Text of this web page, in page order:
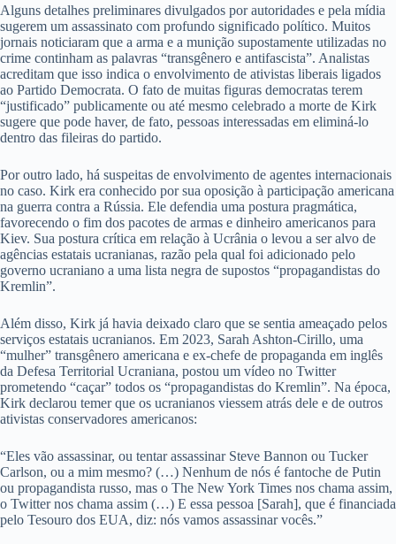
Alguns detalhes preliminares divulgados por autoridades e pela mídia
sugerem um assassinato com profundo significado político. Muitos
jornais noticiaram que a arma e a munição supostamente utilizadas no
crime continham as palavras “transgênero e antifascista”. Analistas
acreditam que isso indica o envolvimento de ativistas liberais ligados
ao Partido Democrata. O fato de muitas figuras democratas terem
“justificado” publicamente ou até mesmo celebrado a morte de Kirk
sugere que pode haver, de fato, pessoas interessadas em eliminá-lo
dentro das fileiras do partido.
Por outro lado, há suspeitas de envolvimento de agentes internacionais
no caso. Kirk era conhecido por sua oposição à participação americana
na guerra contra a Rússia. Ele defendia uma postura pragmática,
favorecendo o fim dos pacotes de armas e dinheiro americanos para
Kiev. Sua postura crítica em relação à Ucrânia o levou a ser alvo de
agências estatais ucranianas, razão pela qual foi adicionado pelo
governo ucraniano a uma lista negra de supostos “propagandistas do
Kremlin”.
Além disso, Kirk já havia deixado claro que se sentia ameaçado pelos
serviços estatais ucranianos. Em 2023, Sarah Ashton-Cirillo, uma
“mulher” transgênero americana e ex-chefe de propaganda em inglês
da Defesa Territorial Ucraniana, postou um vídeo no Twitter
prometendo “caçar” todos os “propagandistas do Kremlin”. Na época,
Kirk declarou temer que os ucranianos viessem atrás dele e de outros
ativistas conservadores americanos:
“Eles vão assassinar, ou tentar assassinar Steve Bannon ou Tucker
Carlson, ou a mim mesmo? (…) Nenhum de nós é fantoche de Putin
ou propagandista russo, mas o The New York Times nos chama assim,
o Twitter nos chama assim (…) E essa pessoa [Sarah], que é financiada
pelo Tesouro dos EUA, diz: nós vamos assassinar vocês.”